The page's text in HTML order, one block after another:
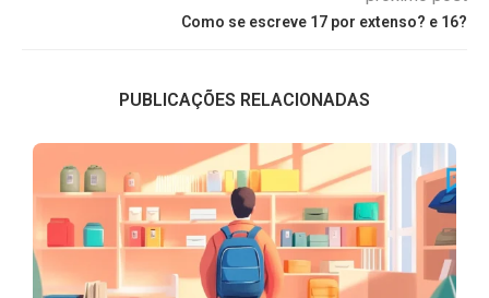
Como se escreve 17 por extenso? e 16?
PUBLICAÇÕES RELACIONADAS